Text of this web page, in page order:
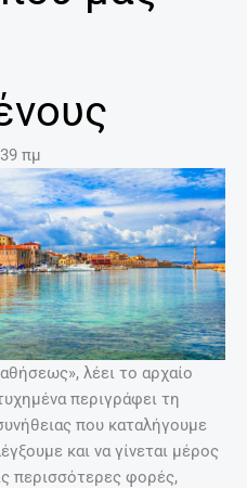
πμ
λέει το αρχαίο
περιγράφει τη
που καταλήγουμε
και να γίνεται μέρος
περισσότερες φορές,